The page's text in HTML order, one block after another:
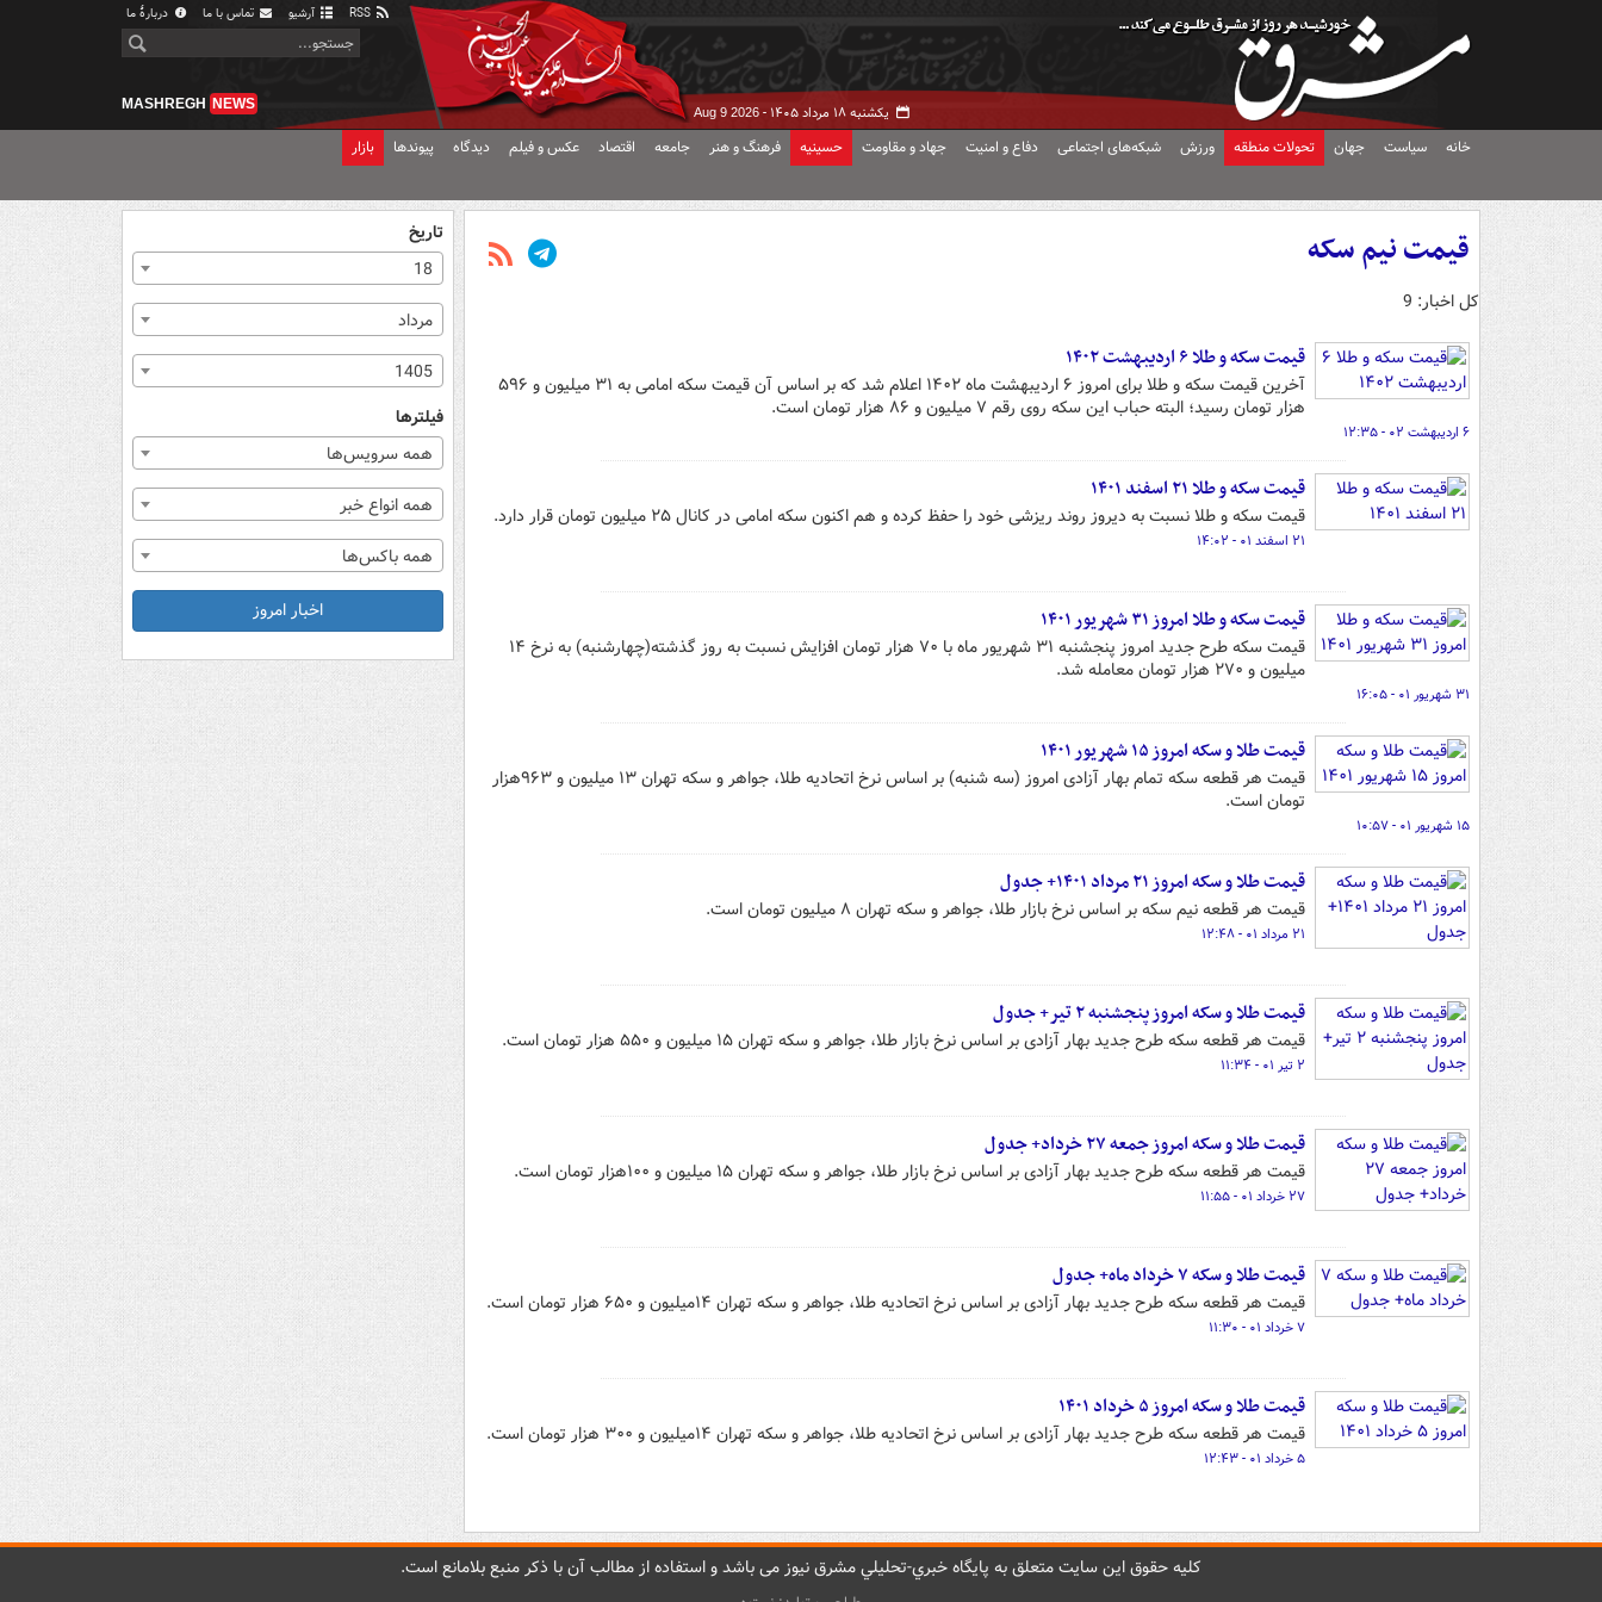
آرشیو تماس با ما دربارهٔ ما
یکشنبه ۱۸ مرداد ۱۴۰۵ - Aug 9 2026
MASHREGH NEWS
خانه سیاست جهان تحولات منطقه ورزش شبکه‌های اجتماعی دفاع و امنیت جهاد و مقاومت حسینیه فرهنگ و هنر جامعه اقتصاد عکس و فیلم دیدگاه پیوندها بازار
قیمت نیم سکه
کل اخبار: 9
قیمت سکه و طلا ۶ اردیبهشت ۱۴۰۲
آخرین قیمت سکه و طلا برای امروز ۶ اردیبهشت ماه ۱۴۰۲ اعلام شد که بر اساس آن قیمت سکه امامی به ۳۱ میلیون و ۵۹۶
هزار تومان رسید؛ البته حباب این سکه روی رقم ۷ میلیون و ۸۶ هزار تومان است.
۶ اردیبهشت ۰۲ - ۱۲:۳۵
قیمت سکه و طلا ۲۱ اسفند ۱۴۰۱
قیمت سکه و طلا نسبت به دیروز روند ریزشی خود را حفظ کرده و هم اکنون سکه امامی در کانال ۲۵ میلیون تومان قرار دارد.
۲۱ اسفند ۰۱ - ۱۴:۰۲
قیمت سکه و طلا امروز ۳۱ شهریور ۱۴۰۱
قیمت سکه طرح جدید امروز پنجشنبه ۳۱ شهریور ماه با ۷۰ هزار تومان افزایش نسبت به روز گذشته(چهارشنبه) به نرخ ۱۴
میلیون و ۲۷۰ هزار تومان معامله شد.
۳۱ شهریور ۰۱ - ۱۶:۰۵
قیمت طلا و سکه امروز ۱۵ شهریور ۱۴۰۱
قیمت هر قطعه سکه تمام بهار آزادی امروز (سه شنبه) بر اساس نرخ اتحادیه طلا، جواهر و سکه تهران ۱۳ میلیون و ۹۶۳هزار
تومان است.
۱۵ شهریور ۰۱ - ۱۰:۵۷
قیمت طلا و سکه امروز ۲۱ مرداد ۱۴۰۱+ جدول
قیمت هر قطعه نیم سکه بر اساس نرخ بازار طلا، جواهر و سکه تهران ۸ میلیون تومان است.
۲۱ مرداد ۰۱ - ۱۲:۴۸
قیمت طلا و سکه امروز پنجشنبه ۲ تیر+ جدول
قیمت هر قطعه سکه طرح جدید بهار آزادی بر اساس نرخ بازار طلا، جواهر و سکه تهران ۱۵ میلیون و ۵۵۰ هزار تومان است.
۲ تیر ۰۱ - ۱۱:۳۴
قیمت طلا و سکه امروز جمعه ۲۷ خرداد+ جدول
قیمت هر قطعه سکه طرح جدید بهار آزادی بر اساس نرخ بازار طلا، جواهر و سکه تهران ۱۵ میلیون و ۱۰۰هزار تومان است.
۲۷ خرداد ۰۱ - ۱۱:۵۵
قیمت طلا و سکه ۷ خرداد ماه+ جدول
قیمت هر قطعه سکه طرح جدید بهار آزادی بر اساس نرخ اتحادیه طلا، جواهر و سکه تهران ۱۴میلیون و ۶۵۰ هزار تومان است.
۷ خرداد ۰۱ - ۱۱:۳۰
قیمت طلا و سکه امروز ۵ خرداد ۱۴۰۱
قیمت هر قطعه سکه طرح جدید بهار آزادی بر اساس نرخ اتحادیه طلا، جواهر و سکه تهران ۱۴میلیون و ۳۰۰ هزار تومان است.
۵ خرداد ۰۱ - ۱۲:۴۳
تاریخ
18
مرداد
1405
فیلترها
همه سرویس‌ها
همه انواع خبر
همه باکس‌ها
اخبار امروز
کليه حقوق اين سايت متعلق به پایگاه خبري-تحليلي مشرق نيوز می باشد و استفاده از مطالب آن با ذکر منبع بلامانع است.